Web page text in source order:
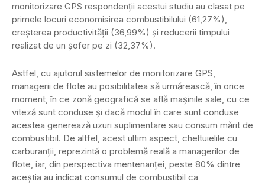
monitorizare GPS respondenţii acestui studiu au clasat pe
primele locuri economisirea combustibilului (61,27%),
creşterea productivităţii (36,99%) şi reducerii timpului
realizat de un şofer pe zi (32,37%).
Astfel, cu ajutorul sistemelor de monitorizare GPS,
managerii de flote au posibilitatea să urmărească, în orice
moment, în ce zonă geografică se află maşinile sale, cu ce
viteză sunt conduse şi dacă modul în care sunt conduse
acestea generează uzuri suplimentare sau consum mărit de
combustibil. De altfel, acest ultim aspect, cheltuielile cu
carburanţii, reprezintă o problemă reală a managerilor de
flote, iar, din perspectiva mentenanţei, peste 80% dintre
aceştia au indicat consumul de combustibil ca